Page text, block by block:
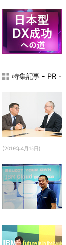
特集記事 - PR -
(2019年4月15日)